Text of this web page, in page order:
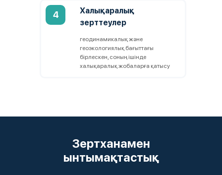
Халықаралық
зерттеулер
геодинамикалық және
геоэкологиялық бағыттағы
бірлескен, соның ішінде
халықаралық жобаларға қатысу
4
Зертханамен
ынтымақтастық